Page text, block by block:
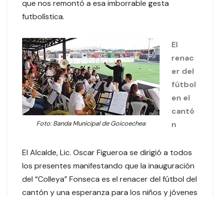
que nos remontó a esa imborrable gesta
futbolística.
Foto:Banda Municipal de Goicoechea
El
renac
er del
fútbol
en el
cantó
n
El Alcalde, Lic. Oscar Figueroa se dirigió a todos
los presentes manifestando que la inauguración
del “Colleya” Fonseca es el renacer del fútbol del
cantón y una esperanza para los niños y jóvenes